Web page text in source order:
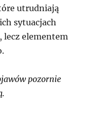
utrudniają
sytuacjach
lecz elementem
pozornie